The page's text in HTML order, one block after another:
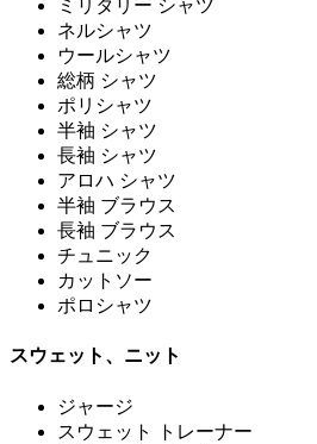
ミリタリー シャツ
ネルシャツ
ウールシャツ
総柄 シャツ
ポリシャツ
半袖 シャツ
長袖 シャツ
アロハ シャツ
半袖 ブラウス
長袖 ブラウス
チュニック
カットソー
ポロシャツ
スウェット、ニット
ジャージ
スウェット トレーナー